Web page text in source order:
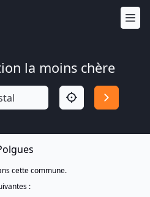
la moins chère
cette commune.
: